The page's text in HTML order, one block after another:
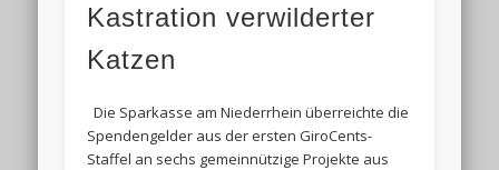
Kastration verwilderter
Katzen
Die Sparkasse am Niederrhein überreichte die
Spendengelder aus der ersten GiroCents-
Staffel an sechs gemeinnützige Projekte aus